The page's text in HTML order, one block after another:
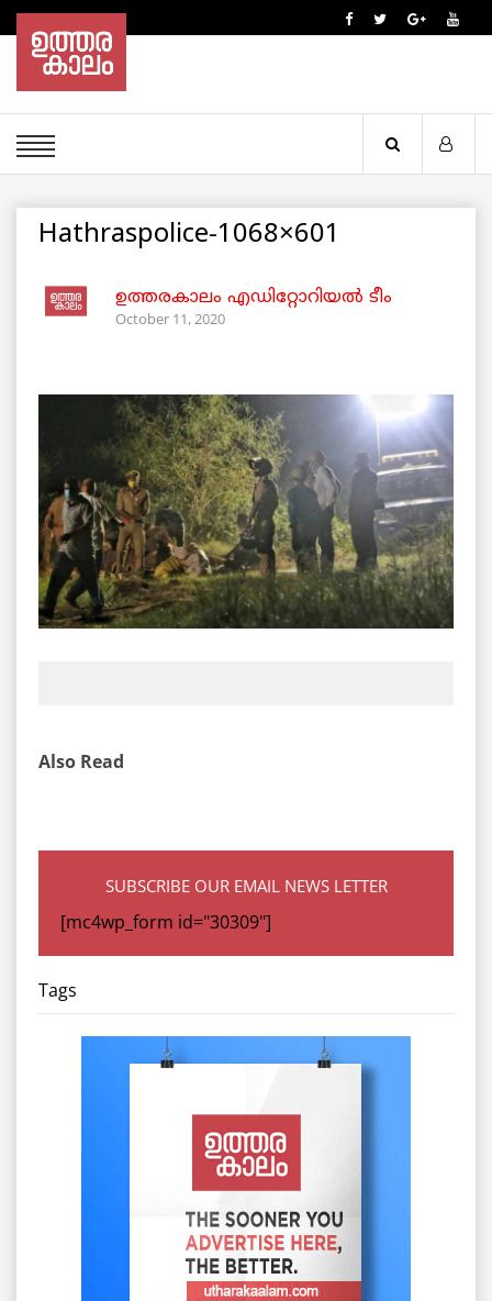
Hathraspolice-1068×601
ഉത്തരകാലം എഡിറ്റോറിയല്‍ ടീം
October 11, 2020
Also Read
SUBSCRIBE OUR EMAIL NEWS LETTER
[mc4wp_form id="30309"]
Tags